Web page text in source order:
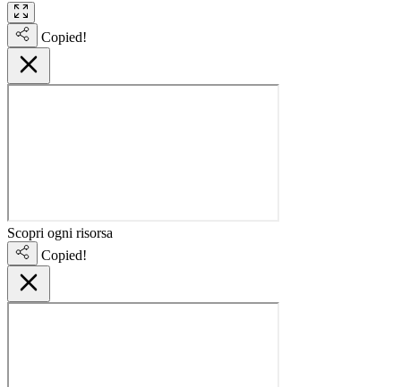
Copied!
Scopri ogni risorsa
Copied!